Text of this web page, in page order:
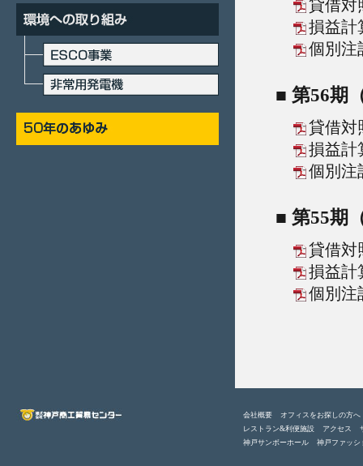
貸借対
損益計
個別注
■ 第56期
貸借対
損益計
個別注
■ 第55期
貸借対
損益計
個別注
会社概要
オフィスをお探しの方へ
レストラン&利便施設
アクセス
神戸サンボーホール
神戸ファッシ